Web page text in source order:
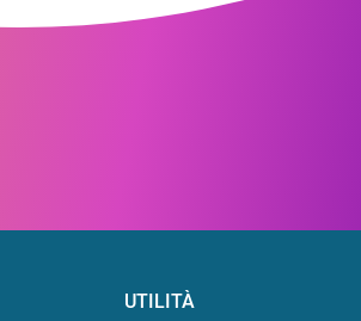
UTILITÀ